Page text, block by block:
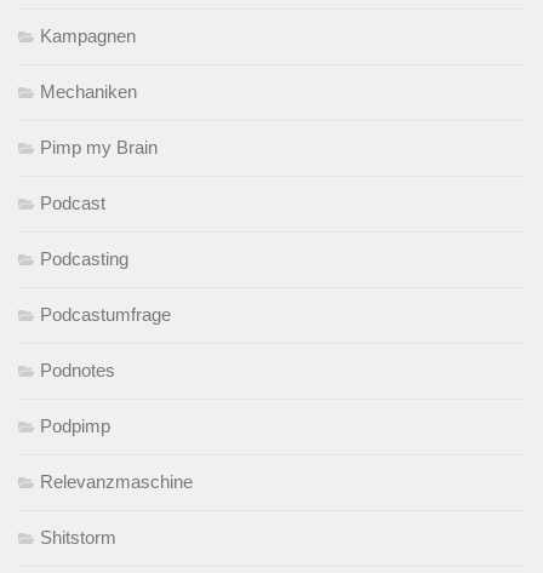
Kampagnen
Mechaniken
Pimp my Brain
Podcast
Podcasting
Podcastumfrage
Podnotes
Podpimp
Relevanzmaschine
Shitstorm